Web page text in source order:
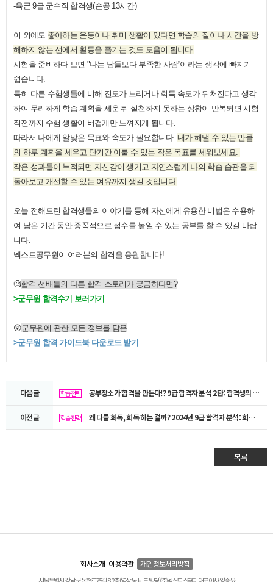
-육군9급 군수직 합격생(순공 13시간)
이 외에도 좋아하는 운동이나 취미 생활이 있다면 학습의 질이나 시간을 방
해하지 않는 선에서 활동을 즐기는 것도 도움이 됩니다.
시험을 준비하다 보면 "나는 남들보다 부족한 사람”이라는 생각에 빠지기
쉽습니다.
특히 다른 수험생들에 비해 진도가 느리거나 회독 속도가 뒤처진다고 생각
하여 무리하게 학습 계획을 세운 뒤 실천하지 못하는 상황이 반복되면 시험
직전까지 수험 생활이 버겁게만 느껴지게 됩니다.
따라서 나에게 알맞은 목표와 속도가 필요합니다.내가 해낼 수 있는 만큼
의 하루 계획을 세우고 단기간 이룰 수 있는 작은 목표를 세워보세요
작은 성과들이 누적되면 자신감이 생기고 자연스럽게 나의 학습 습관을 되
돌아보고 개선할 수 있는 여유까지 생길 것입니다.
오늘 전해드린 합격생들의 이야기를 통해 자신에게 유용한 비법은 수용하
여 남은 기간 동안 증폭적으로 점수를 높일 수 있는 공부를 할 수 있길 바랍
니다.
넥스트공무원이 여러분의 합격을 응원합니다!
🧐합격 선배들의 다른 합격 스토리가 궁금하다면?
>군무원 합격수기 보러가기
😲군무원에 관한 모든 정보를 담은
>군무원 합격 가이드북 다운로드 받기
다음글 학습전략 공부장소가 합격을 만든다!? 9급 합격자 분석 2탄: 합격생의 공부장소, 직렬별 공부시간
이전글 학습전략 왜 다들 회독, 회독 하는 걸까? 2024년 9급 합격자 분석: 회독 수, 공부시간
목록
회사소개 이용약관 개인정보처리방침